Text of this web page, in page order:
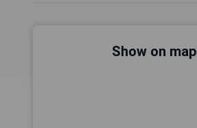
Show on map